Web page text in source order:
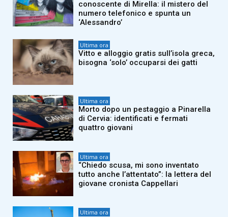
conoscente di Mirella: il mistero del
numero telefonico e spunta un
‘Alessandro’
Ultima ora
Vitto e alloggio gratis sull’isola greca,
bisogna ‘solo’ occuparsi dei gatti
Ultima ora
Morto dopo un pestaggio a Pinarella
di Cervia: identificati e fermati
quattro giovani
Ultima ora
“Chiedo scusa, mi sono inventato
tutto anche l’attentato”: la lettera del
giovane cronista Cappellari
Ultima ora